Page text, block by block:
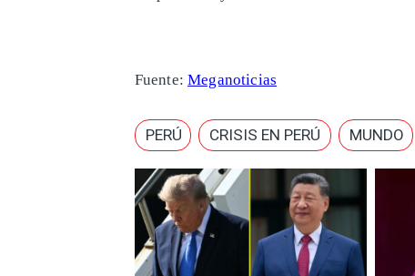
Fuente:Meganoticias
PERÚ CRISIS EN PERÚ MUNDO